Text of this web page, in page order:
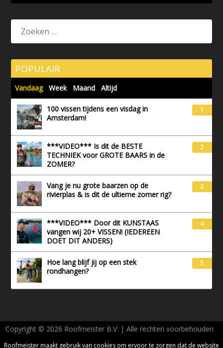
POPULAIR
Vandaag Week Maand Altijd
100 vissen tijdens een visdag in
Amsterdam!
1
***VIDEO*** Is dit de BESTE
TECHNIEK voor GROTE BAARS in de
ZOMER?
2
Vang je nu grote baarzen op de
rivierplas & is dit de ultieme zomer rig?
3
***VIDEO*** Door dit KUNSTAAS
vangen wij 20+ VISSEN! (IEDEREEN
DOET DIT ANDERS)
4
Hoe lang blijf jij op een stek
rondhangen?
5
Roofmeister maakt gebruik van cookies om ervoor te zorgen dat de website
Copyright © 2026 Roofmeister B.V. | Alle rechten voorbehouden
AVG - Privacy